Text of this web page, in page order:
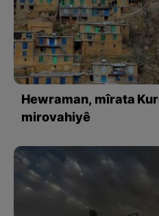
Hewraman, mîrata
mirovahiyê